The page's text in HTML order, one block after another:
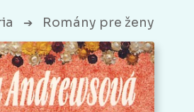
➔ Romány pre ženy